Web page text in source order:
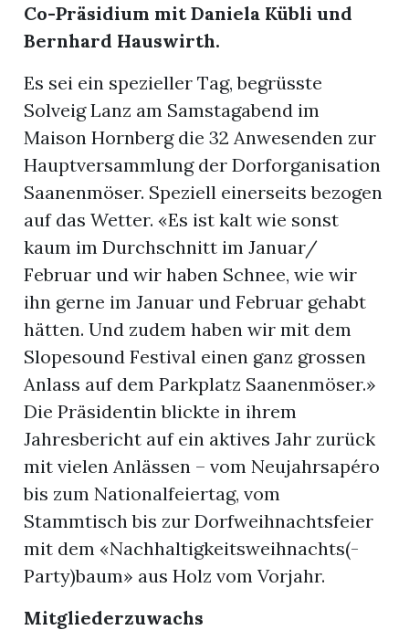
Co-Präsidium mit Daniela Kübli und
Bernhard Hauswirth.
Es sei ein spezieller Tag, begrüsste
Solveig Lanz am Samstagabend im
Maison Hornberg die 32 Anwesenden zur
Hauptversammlung der Dorforganisation
Saanenmöser. Speziell einerseits bezogen
auf das Wetter. «Es ist kalt wie sonst
kaum im Durchschnitt im Januar/
Februar und wir haben Schnee, wie wir
ihn gerne im Januar und Februar gehabt
hätten. Und zudem haben wir mit dem
Slopesound Festival einen ganz grossen
Anlass auf dem Parkplatz Saanenmöser.»
Die Präsidentin blickte in ihrem
Jahresbericht auf ein aktives Jahr zurück
mit vielen Anlässen – vom Neujahrsapéro
bis zum Nationalfeiertag, vom
Stammtisch bis zur Dorfweihnachtsfeier
mit dem «Nachhaltigkeitsweihnachts(-
Party)baum» aus Holz vom Vorjahr.
Mitgliederzuwachs